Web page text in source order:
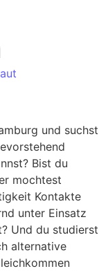
und suchst
Bist du
mochtest
Kontakte
unter Einsatz
Und du studierst
alternative